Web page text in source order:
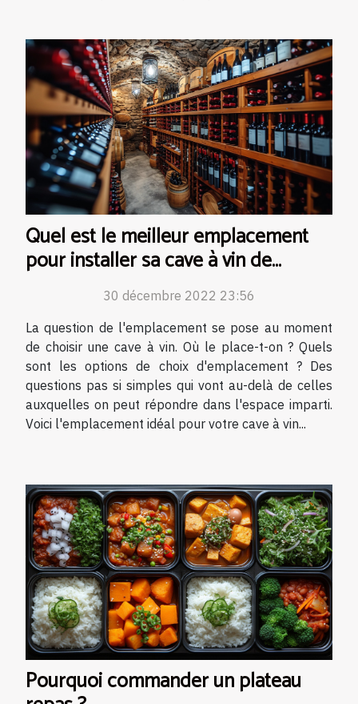
Quel est le meilleur emplacement
pour installer sa cave à vin de
30 décembre 2022 23:56
La question de l'emplacement se pose au moment
de choisir une cave à vin. Où le place-t-on ? Quels
sont les options de choix d'emplacement ? Des
questions pas si simples qui vont au-delà de celles
auxquelles on peut répondre dans l'espace imparti.
Voici l'emplacement idéal pour votre cave à vin...
Pourquoi commander un plateau